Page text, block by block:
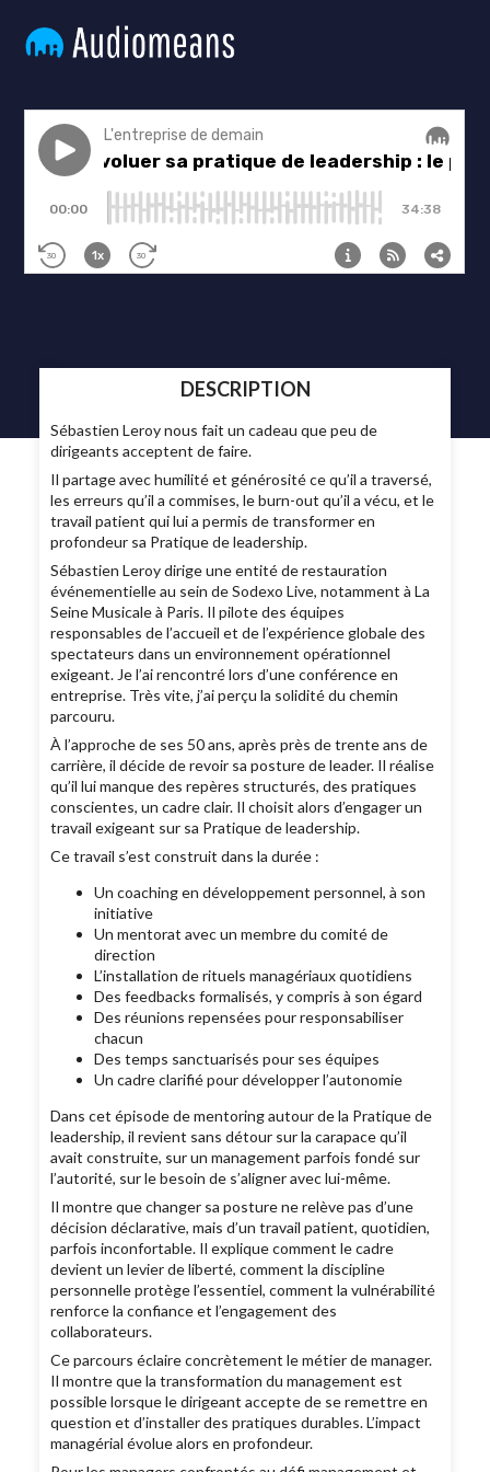
DESCRIPTION
Sébastien Leroy nous fait un cadeau que peu de
dirigeants acceptent de faire.
Il partage avec humilité et générosité ce qu’il a traversé,
les erreurs qu’il a commises, le burn-out qu’il a vécu, et le
travail patient qui lui a permis de transformer en
profondeur sa Pratique de leadership.
Sébastien Leroy dirige une entité de restauration
événementielle au sein de Sodexo Live, notamment à La
Seine Musicale à Paris. Il pilote des équipes
responsables de l’accueil et de l’expérience globale des
spectateurs dans un environnement opérationnel
exigeant. Je l’ai rencontré lors d’une conférence en
entreprise. Très vite, j’ai perçu la solidité du chemin
parcouru.
À l’approche de ses 50 ans, après près de trente ans de
carrière, il décide de revoir sa posture de leader. Il réalise
qu’il lui manque des repères structurés, des pratiques
conscientes, un cadre clair. Il choisit alors d’engager un
travail exigeant sur sa Pratique de leadership.
Ce travail s’est construit dans la durée :
Un coaching en développement personnel, à son
initiative
Un mentorat avec un membre du comité de
direction
L’installation de rituels managériaux quotidiens
Des feedbacks formalisés, y compris à son égard
Des réunions repensées pour responsabiliser
chacun
Des temps sanctuarisés pour ses équipes
Un cadre clarifié pour développer l’autonomie
Dans cet épisode de mentoring autour de la Pratique de
leadership, il revient sans détour sur la carapace qu’il
avait construite, sur un management parfois fondé sur
l’autorité, sur le besoin de s’aligner avec lui-même.
Il montre que changer sa posture ne relève pas d’une
décision déclarative, mais d’un travail patient, quotidien,
parfois inconfortable. Il explique comment le cadre
devient un levier de liberté, comment la discipline
personnelle protège l’essentiel, comment la vulnérabilité
renforce la confiance et l’engagement des
collaborateurs.
Ce parcours éclaire concrètement le métier de manager.
Il montre que la transformation du management est
possible lorsque le dirigeant accepte de se remettre en
question et d’installer des pratiques durables. L’impact
managérial évolue alors en profondeur.